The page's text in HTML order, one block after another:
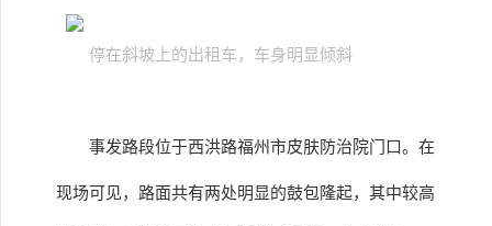
停在斜坡上的出租车，车身明显倾斜
事发路段位于西洪路福州市皮肤防治院门口。在
现场可见，路面共有两处明显的鼓包隆起，其中较高